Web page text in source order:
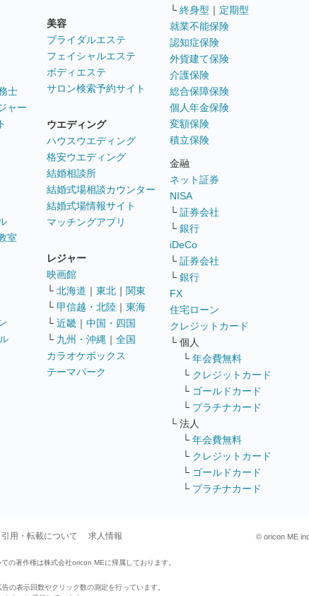
士
ャー
室
美容
ブライダルエステ
フェイシャルエステ
ボディエステ
サロン検索予約サイト
ウエディング
ハウスウエディング
格安ウエディング
結婚相談所
結婚式場相談カウンター
結婚式場情報サイト
マッチングアプリ
レジャー
映画館
└ 北海道 ｜ 東北 ｜ 関東
└ 甲信越・北陸 ｜ 東海
└ 近畿 ｜ 中国・四国
└ 九州・沖縄 ｜ 全国
カラオケボックス
テーマパーク
└ 終身型 ｜ 定期型
就業不能保険
認知症保険
外貨建て保険
介護保険
総合保障保険
個人年金保険
変額保険
積立保険
金融
ネット証券
NISA
└ 証券会社
└ 銀行
iDeCo
└ 証券会社
└ 銀行
FX
住宅ローン
クレジットカード
└ 個人
└ 年会費無料
└ クレジットカード
└ ゴールドカード
└ プラチナカード
└ 法人
└ 年会費無料
└ クレジットカード
└ ゴールドカード
└ プラチナカード
引用・転載について 求人情報 © oricon ME inc.
の著作権は株式会社oricon MEに帰属しております。
の表示回数やクリック数の測定を行っています。